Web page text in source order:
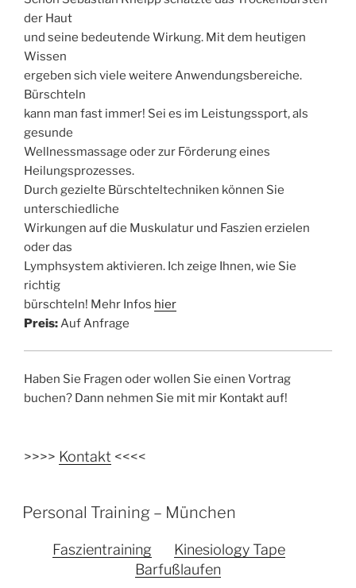
der Haut
und seine bedeutende Wirkung. Mit dem heutigen
Wissen
ergeben sich viele weitere Anwendungsbereiche.
Bürschteln
kann man fast immer! Sei es im Leistungssport, als
gesunde
Wellnessmassage oder zur Förderung eines
Heilungsprozesses.
Durch gezielte Bürschteltechniken können Sie
unterschiedliche
Wirkungen auf die Muskulatur und Faszien erzielen
oder das
Lymphsystem aktivieren. Ich zeige Ihnen, wie Sie
richtig
bürschteln! Mehr Infos hier
Preis: Auf Anfrage
Haben Sie Fragen oder wollen Sie einen Vortrag
buchen? Dann nehmen Sie mit mir Kontakt auf!
>>>> Kontakt <<<<
Personal Training – München
Faszientraining
Kinesiology Tape
Barfußlaufen